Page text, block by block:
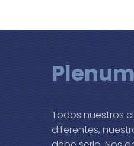
Todos nuestros
diferentes,